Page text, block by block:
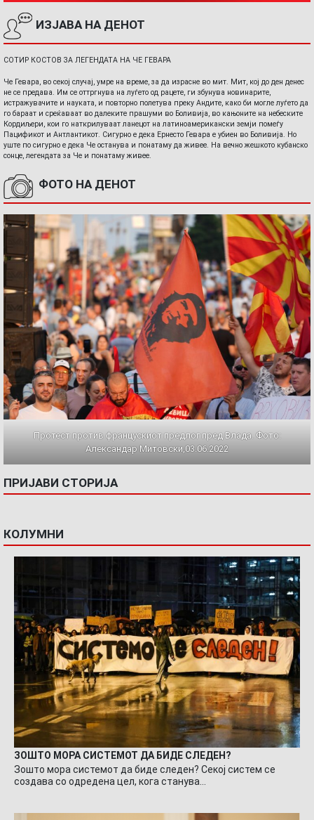
ИЗЈАВА НА ДЕНОТ
СОТИР КОСТОВ ЗА ЛЕГЕНДАТА НА ЧЕ ГЕВАРА
Че Гевара, во секој случај, умре на време, за да израсне во мит. Мит, кој до ден денес
не се предава. Им се оттргнува на луѓето од рацете, ги збунува новинарите,
истражувачите и науката, и повторно полетува преку Андите, како би могле луѓето да
го бараат и среќаваат во далеките прашуми во Боливија, во кањоните на небеските
Кордиљери, кои го наткрилуваат ланецот на латиноамерикански земји помеѓу
Пацификот и Антлантикот. Сигурно е дека Ернесто Гевара е убиен во Боливија. Но
уште по сигурно е дека Че останува и понатаму да живее. На вечно жешкото кубанско
сонце, легендата за Че и понатаму живее.
ФОТО НА ДЕНОТ
Протест против францускиот предлог пред Влада. Фото:
Александар Митовски,03.06.2022
ПРИЈАВИ СТОРИЈА
КОЛУМНИ
ЗОШТО МОРА СИСТЕМОТ ДА БИДЕ СЛЕДЕН?
Зошто мора системот да биде следен? Секој систем се
создава со одредена цел, кога станува…